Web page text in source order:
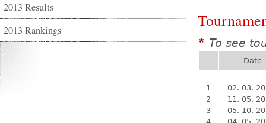
2013 Results
2013 Rankings
* To see
Date
1
02. 03.
2
11. 05.
3
05. 10.